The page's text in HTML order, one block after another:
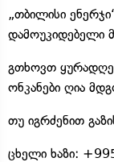
„თბილისი
დამოუკიდებელი
გთხოვთ
ონკანები ღია
თუ იგრძენით
ცხელი ხაზი: